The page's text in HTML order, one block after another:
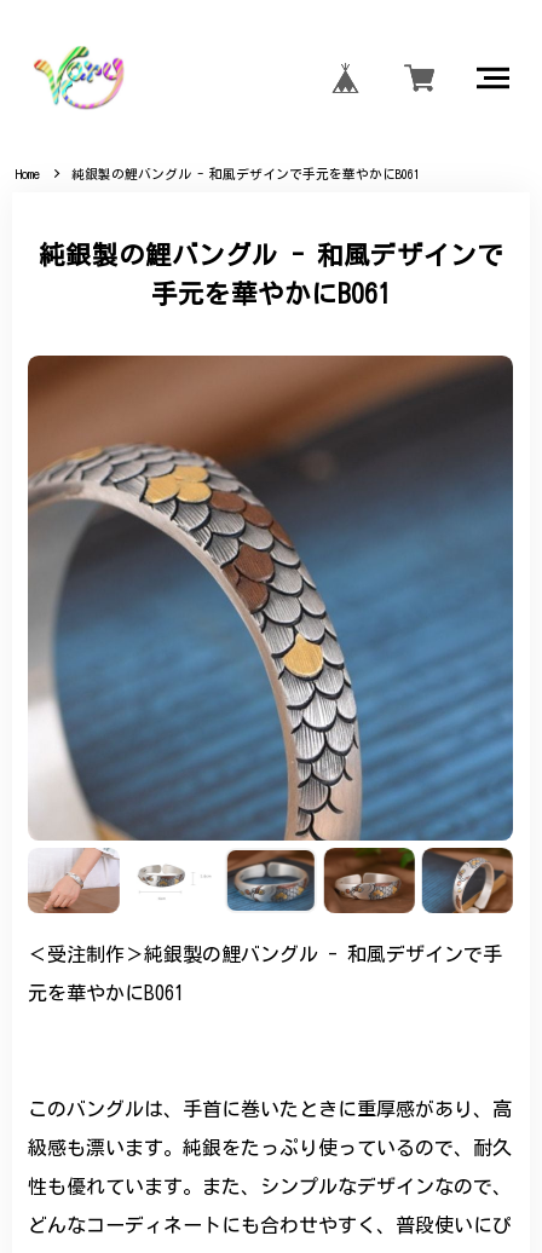
Home 純銀製の鯉バングル - 和風デザインで手元を華やかにB061
純銀製の鯉バングル - 和風デザインで
手元を華やかにB061
＜受注制作＞純銀製の鯉バングル - 和風デザインで手
元を華やかにB061
このバングルは、手首に巻いたときに重厚感があり、高
級感も漂います。純銀をたっぷり使っているので、耐久
性も優れています。また、シンプルなデザインなので、
どんなコーディネートにも合わせやすく、普段使いにぴ